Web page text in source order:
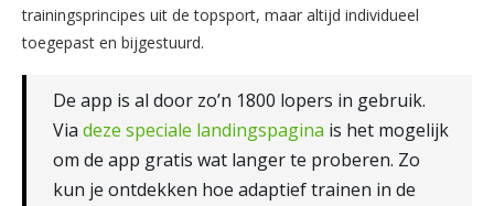
trainingsprincipes uit de topsport, maar altijd individueel
toegepast en bijgestuurd.
De app is al door zo’n 1800 lopers in gebruik.
Via deze speciale landingspagina is het mogelijk
om de app gratis wat langer te proberen. Zo
kun je ontdekken hoe adaptief trainen in de